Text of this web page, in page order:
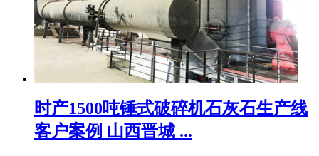
时产1500吨锤式破碎机石灰石生产线
客户案例 山西晋城 ...